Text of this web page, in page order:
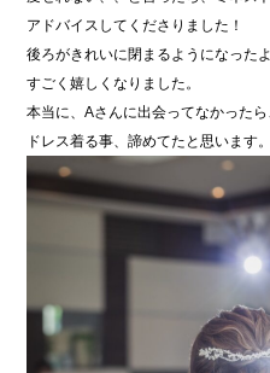
アドバイスしてくださりました！
後ろがきれいに閉まるようになった
すごく嬉しくなりました。
本当に、Aさんに出会ってなかったら
ドレス着る事、諦めてたと思います。